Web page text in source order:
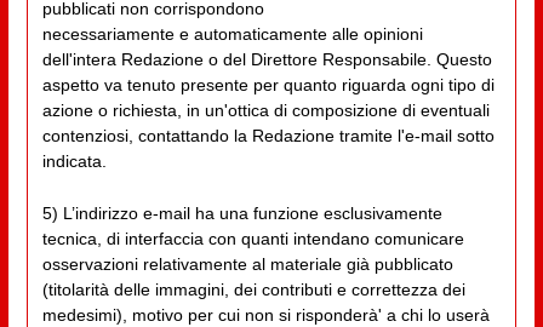
pubblicati non corrispondono
necessariamente e automaticamente alle opinioni
dell'intera Redazione o del Direttore Responsabile. Questo
aspetto va tenuto presente per quanto riguarda ogni tipo di
azione o richiesta, in un'ottica di composizione di eventuali
contenziosi, contattando la Redazione tramite l'e-mail sotto
indicata.
5) L’indirizzo e-mail ha una funzione esclusivamente
tecnica, di interfaccia con quanti intendano comunicare
osservazioni relativamente al materiale già pubblicato
(titolarità delle immagini, dei contributi e correttezza dei
medesimi), motivo per cui non si risponderà' a chi lo userà